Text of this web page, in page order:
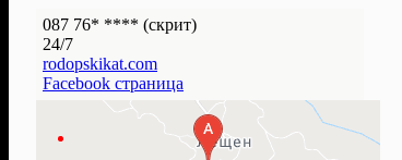
087 76* **** (скрит)
24/7
rodopskikat.com
Facebook страница